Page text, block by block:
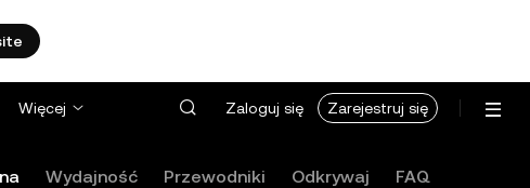
Więcej Zaloguj się Zarejestruj się
Wydajność Przewodniki Odkrywaj FAQ